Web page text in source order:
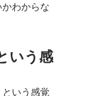
わからな
いう感
いう感覚